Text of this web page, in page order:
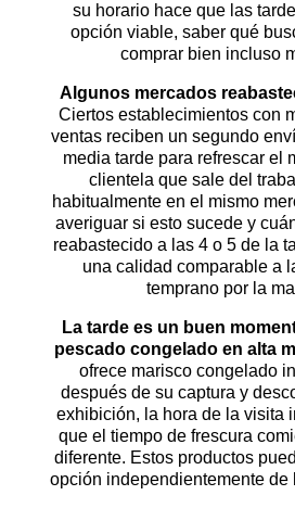
su horario hace que las
opción viable, saber qué
comprar bien incluso
Algunos mercados
Ciertos establecimientos con
ventas reciben un segundo
media tarde para refrescar el
clientela que sale del
habitualmente en el mismo
averiguar si esto sucede y
reabastecido a las 4 o 5 de la
una calidad comparable a
temprano por la
La tarde es un buen
pescado congelado en alta
ofrece marisco congelado
después de su captura y
exhibición, la hora de la visita
que el tiempo de frescura
diferente. Estos productos
opción independientemente de